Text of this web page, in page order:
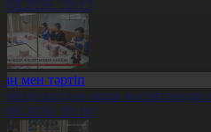
20:13
мен тәртіп
қолдан ақша жасайтындар
20:10